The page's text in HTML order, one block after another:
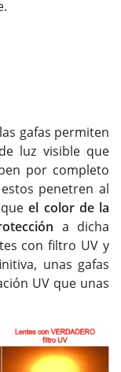
gafas permiten
luz visible que
por completo
penetren al
queel color de la
a dicha
con filtro UV y
unas gafas
UV que unas